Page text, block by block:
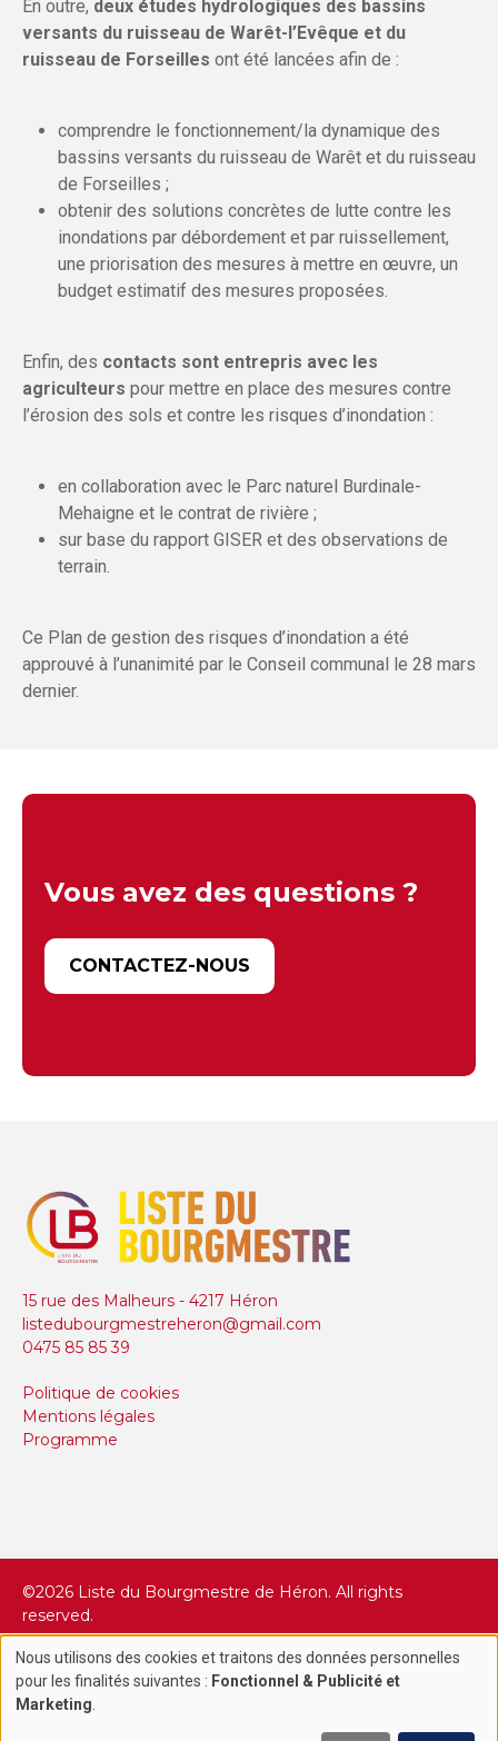
En outre, deux études hydrologiques des bassins
versants du ruisseau de Warêt-l’Evêque et du
ruisseau de Forseilles ont été lancées afin de :
comprendre le fonctionnement/la dynamique des
bassins versants du ruisseau de Warêt et du ruisseau
de Forseilles ;
obtenir des solutions concrètes de lutte contre les
inondations par débordement et par ruissellement,
une priorisation des mesures à mettre en œuvre, un
budget estimatif des mesures proposées.
Enfin, des contacts sont entrepris avec les
agriculteurs pour mettre en place des mesures contre
l’érosion des sols et contre les risques d’inondation :
en collaboration avec le Parc naturel Burdinale-
Mehaigne et le contrat de rivière ;
sur base du rapport GISER et des observations de
terrain.
Ce Plan de gestion des risques d’inondation a été
approuvé à l’unanimité par le Conseil communal le 28 mars
dernier.
Vous avez des questions ?
CONTACTEZ-NOUS
15 rue des Malheurs - 4217 Héron
listedubourgmestreheron@gmail.com
0475 85 85 39
Politique de cookies
Mentions légales
Programme
©2026 Liste du Bourgmestre de Héron. All rights
reserved.
Création site internet par
Use
of
Nous utilisons des cookies et traitons des données personnelles
pour les finalités suivantes : Fonctionnel & Publicité et
Marketing